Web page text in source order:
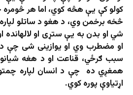
کولو کې یې هڅه کوي، اما هر څومره
څخه برخمن وي، د هغو د ساتلو لپاره
شي او بدن به یې ستړی او لالهانده
او مضطرب وي او یوازینی شی چې د
سبب ګرځي، قناعت او د هغه
همغږي ده چې د انسان لپاره
اړتیاوې پوره کوي.